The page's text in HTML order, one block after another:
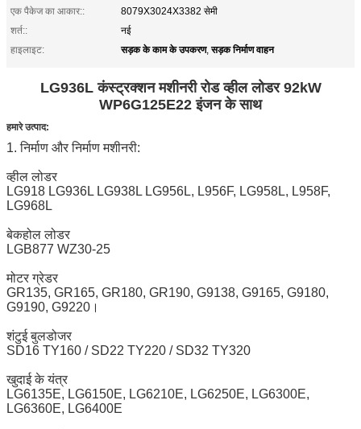
एक पैकेज का आकार::
8079X3024X3382 सेमी
शर्त::
नई
हाइलाइट:
सड़क के काम के उपकरण,सड़क निर्माण वाहन
LG936L कंस्ट्रक्शन मशीनरी रोड व्हील लोडर 92kW
WP6G125E22 इंजन के साथ
हमारे उत्पाद:
1. निर्माण और निर्माण मशीनरी:
व्हील लोडर
LG918 LG936L LG938L LG956L, L956F, LG958L, L958F,
LG968L
बेकहोल लोडर
LGB877 WZ30-25
मोटर ग्रेडर
GR135, GR165, GR180, GR190, G9138, G9165, G9180,
G9190, G9220।
शंटुई बुलडोजर
SD16 TY160 / SD22 TY220 / SD32 TY320
खुदाई के यंत्र
LG6135E, LG6150E, LG6210E, LG6250E, LG6300E,
LG6360E, LG6400E